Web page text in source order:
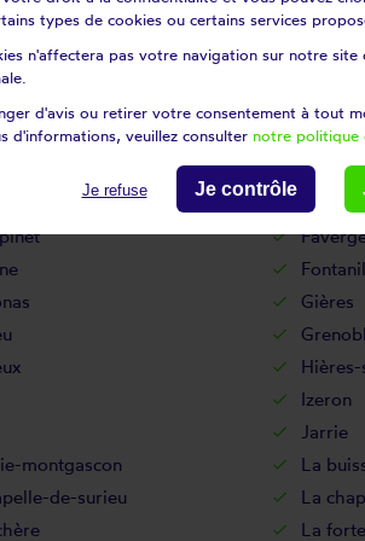
Culin
Doissin
deux-guiers
Gières
Izeron
Jarrie
montgascon La
de-surieu La
La
types de cookies ou certains services
n'affectera pas votre navigation sur notre
d'avis ou retirer votre consentement à tout
d'informations, veuillez consulter notre politique
Je refuse Je contrôle